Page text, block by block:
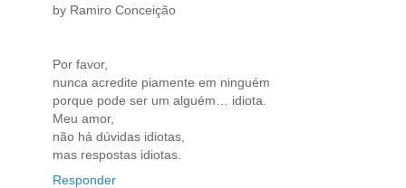
by Ramiro Conceição
Por favor,
nunca acredite piamente em ninguém
porque pode ser um alguém… idiota.
Meu amor,
não há dúvidas idiotas,
mas respostas idiotas.
Responder